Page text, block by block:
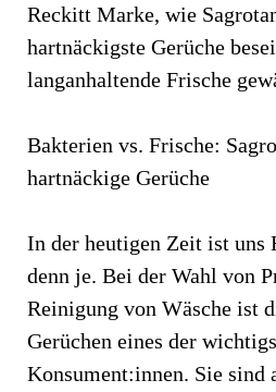
Reckitt Marke, wie
hartnäckigste Gerüche
langanhaltende Frische
Bakterien vs. Frische:
hartnäckige Gerüche
In der heutigen Zeit ist uns
denn je. Bei der Wahl von
Reinigung von Wäsche ist
Gerüchen eines der
Konsument:innen. Sie sind